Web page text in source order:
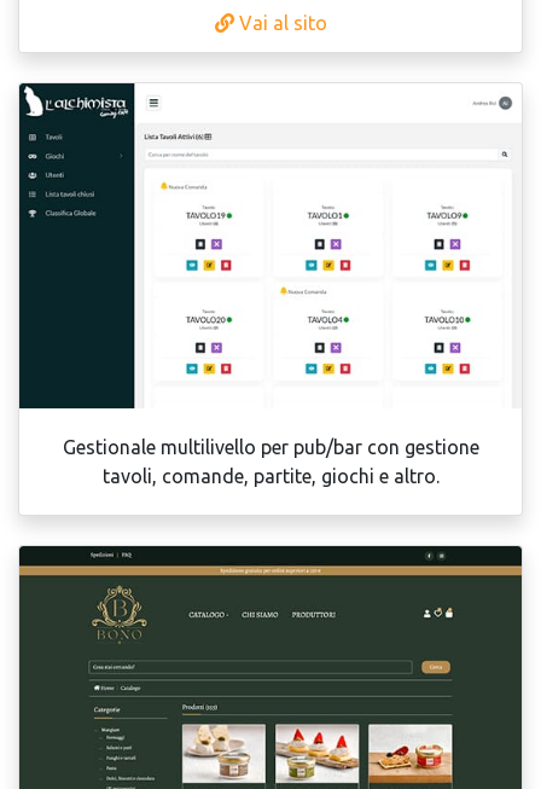
Vai al sito
Gestionale multilivello per pub/bar con gestione
tavoli, comande, partite, giochi e altro.